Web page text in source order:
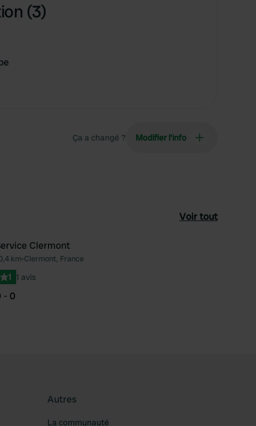
(3)
Ça a changé ? Modifier l’info
Voir tout
Clermont
km•Clermont, France
1 1 avis
- 0
Autres
La communauté